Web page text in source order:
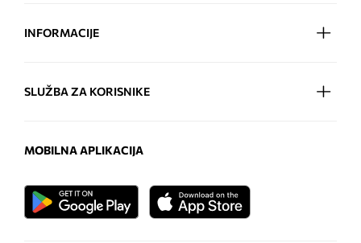
INFORMACIJE
SLUŽBA ZA KORISNIKE
MOBILNA APLIKACIJA